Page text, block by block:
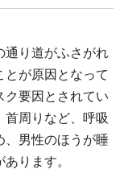
通り道がふさがれ
とが原因となって
ク要因とされてい
首周りなど、呼吸
、男性のほうが睡
ります。